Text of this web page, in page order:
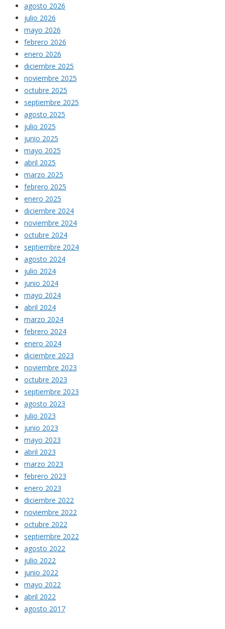
agosto 2026
julio 2026
mayo 2026
febrero 2026
enero 2026
diciembre 2025
noviembre 2025
octubre 2025
septiembre 2025
agosto 2025
julio 2025
junio 2025
mayo 2025
abril 2025
marzo 2025
febrero 2025
enero 2025
diciembre 2024
noviembre 2024
octubre 2024
septiembre 2024
agosto 2024
julio 2024
junio 2024
mayo 2024
abril 2024
marzo 2024
febrero 2024
enero 2024
diciembre 2023
noviembre 2023
octubre 2023
septiembre 2023
agosto 2023
julio 2023
junio 2023
mayo 2023
abril 2023
marzo 2023
febrero 2023
enero 2023
diciembre 2022
noviembre 2022
octubre 2022
septiembre 2022
agosto 2022
julio 2022
junio 2022
mayo 2022
abril 2022
agosto 2017